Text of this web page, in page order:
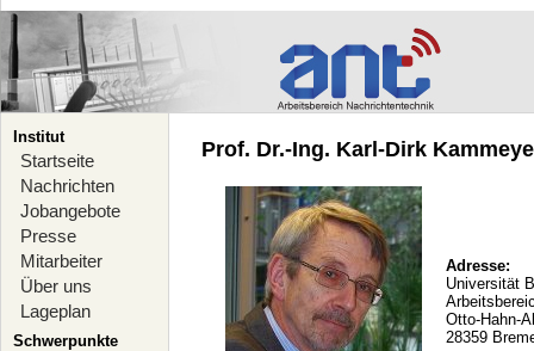
Institut
Startseite
Nachrichten
Jobangebote
Presse
Mitarbeiter
Über uns
Lageplan
Schwerpunkte
Prof. Dr.-Ing. Karl-Dirk
Adresse:
Universität
Otto-Hahn-
28359